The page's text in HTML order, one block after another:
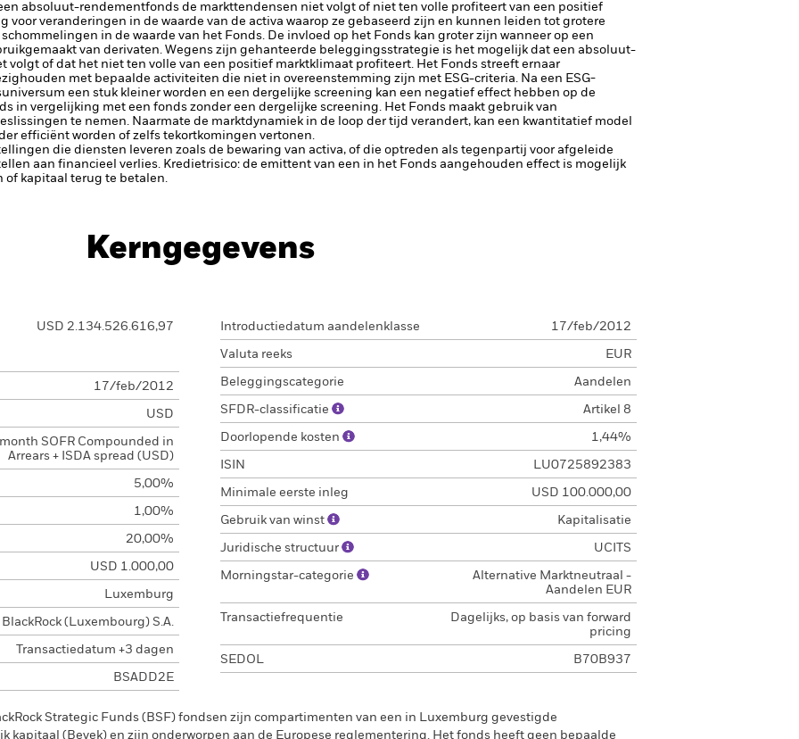
absoluut-rendementfonds de markttendensen niet volgt of niet ten volle profiteert van een positief
voor veranderingen in de waarde van de activa waarop ze gebaseerd zijn en kunnen leiden tot grotere
in de waarde van het Fonds. De invloed op het Fonds kan groter zijn wanneer op een
van derivaten. Wegens zijn gehanteerde beleggingsstrategie is het mogelijk dat een absoluut-
volgt of dat het niet ten volle van een positief marktklimaat profiteert. Het Fonds streeft ernaar
met bepaalde activiteiten die niet in overeenstemming zijn met ESG-criteria. Na een ESG-
een stuk kleiner worden en een dergelijke screening kan een negatief effect hebben op de
in vergelijking met een fonds zonder een dergelijke screening. Het Fonds maakt gebruik van
te nemen. Naarmate de marktdynamiek in de loop der tijd verandert, kan een kwantitatief model
efficiënt worden of zelfs tekortkomingen vertonen.
die diensten leveren zoals de bewaring van activa, of die optreden als tegenpartij voor afgeleide
aan financieel verlies. Kredietrisico: de emittent van een in het Fonds aangehouden effect is mogelijk
of kapitaal terug te betalen.
Kerngegevens
USD 2.134.526.616,97
17/feb/2012
USD
SOFR Compounded in
Arrears + ISDA spread (USD)
5,00%
1,00%
20,00%
USD 1.000,00
Luxemburg
BlackRock (Luxembourg) S.A.
Transactiedatum +3 dagen
BSADD2E
Introductiedatum aandelenklasse 17/feb/2012
Valuta reeks EUR
Beleggingscategorie Aandelen
SFDR-classificatie Artikel 8
Doorlopende kosten 1,44%
ISIN LU0725892383
Minimale eerste inleg USD 100.000,00
Gebruik van winst Kapitalisatie
Juridische structuur UCITS
Morningstar-categorie
Alternative Marktneutraal -
Aandelen EUR
Transactiefrequentie
Dagelijks, op basis van forward
pricing
SEDOL B70B937
Strategic Funds (BSF) fondsen zijn compartimenten van een in Luxemburg gevestigde
kapitaal (Bevek) en zijn onderworpen aan de Europese reglementering. Het fonds heeft geen bepaalde